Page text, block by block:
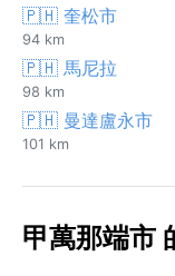
🇵🇭 奎松市
94 km
🇵🇭 馬尼拉
98 km
🇵🇭 曼達盧永市
101 km
甲萬那端市